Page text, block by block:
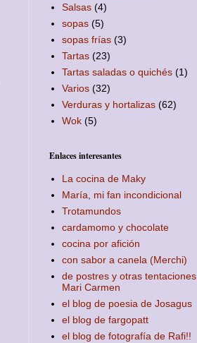
Salsas (4)
sopas (5)
sopas frías (3)
Tartas (23)
Tartas saladas o quichés (1)
Varios (32)
Verduras y hortalizas (62)
Wok (5)
Enlaces interesantes
La cocina de Maky
María, mi fan incondicional
Trotamundos
cardamomo y chocolate
cocina por afición
con sabor a canela (Merchi)
de postres y otras tentaciones,
Mari Carmen
el blog de poesia de Josagus
el blog de fargopatt
el blog de fotografía de Rafi!!